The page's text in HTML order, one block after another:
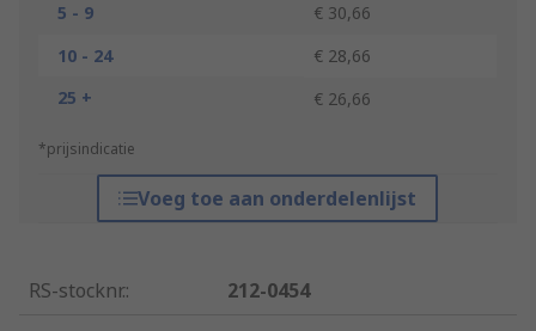
5 - 9
€ 30,66
10 - 24
€ 28,66
25 +
€ 26,66
*prijsindicatie
Voeg toe aan onderdelenlijst
RS-stocknr.:
212-0454